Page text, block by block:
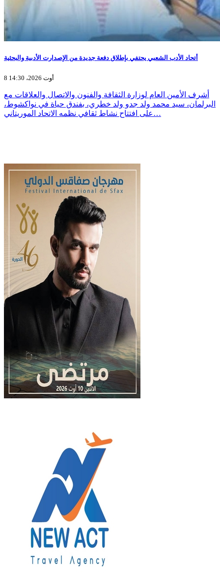
أتحاد الأدب الشعبي يحتفي بإطلاق دفعة جديدة من الإصدارت الأدبية والبحثية
8 أوت 2026، 14:30
أشرف الأمين العام لوزارة الثقافة والفنون والاتصال والعلاقات مع
البرلمان، سيد محمد ولد جدو ولد خطري، بفندق حياة في نواكشوط،
على افتتاح نشاط ثقافي نظمه الاتحاد الموريتاني…